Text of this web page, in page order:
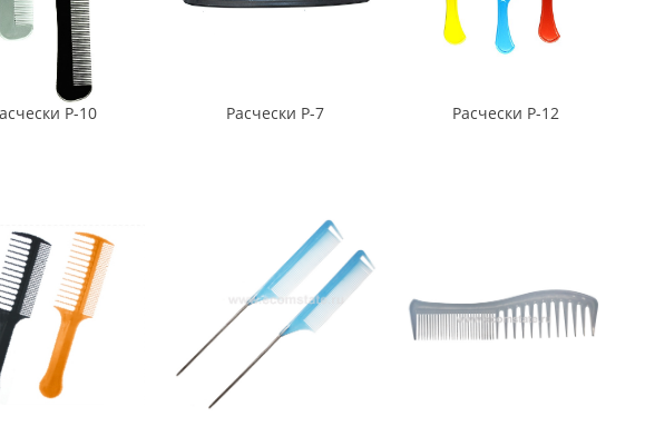
Р-10 Расчески Р-7 Расчески Р-12